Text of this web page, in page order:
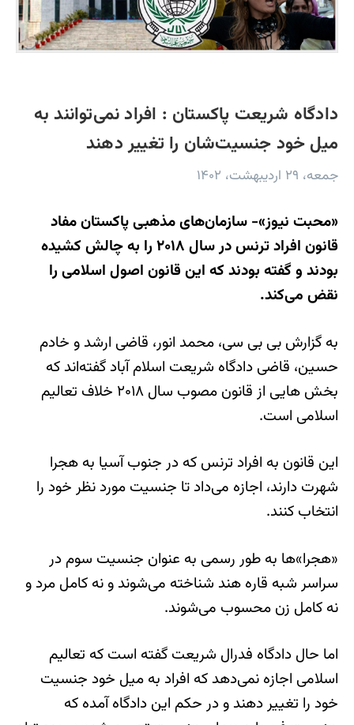
دادگاه شریعت پاکستان : افراد نمی‌توانند به
میل خود جنسیت‌شان را تغییر دهند
جمعه، ۲۹ اردیبهشت، ۱۴۰۲
«محبت نیوز»- سازمان‌های مذهبی پاکستان مفاد
قانون افراد ترنس‌ در سال ۲۰۱۸ را به چالش کشیده
بودند و گفته بودند که این قانون اصول اسلامی را
نقض می‌کند.
به گزارش بی بی سی، محمد انور، قاضی ارشد و خادم
حسین، قاضی دادگاه شریعت اسلام آباد گفته‌اند که
بخش هایی از قانون مصوب سال ۲۰۱۸ خلاف تعالیم
اسلامی است.
این قانون به افراد ترنس‌ که در جنوب آسیا به هجرا
شهرت دارند، اجازه می‌داد تا جنسیت مورد نظر خود را
انتخاب کنند.
«هجرا»‌ها به طور رسمی به عنوان جنسیت سوم در
سراسر شبه قاره هند شناخته می‌شوند و نه کامل مرد و
نه کامل زن محسوب می‌شوند.
اما حال دادگاه فدرال شریعت گفته است که تعالیم
اسلامی اجازه نمی‌دهد که افراد به میل خود جنسیت
خود را تغییر دهند و در حکم این دادگاه آمده که